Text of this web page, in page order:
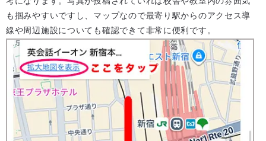
も掴みやすいですし、マップなので最寄り駅からのアクセス導
線や周辺施設についても確認できて非常に便利です。